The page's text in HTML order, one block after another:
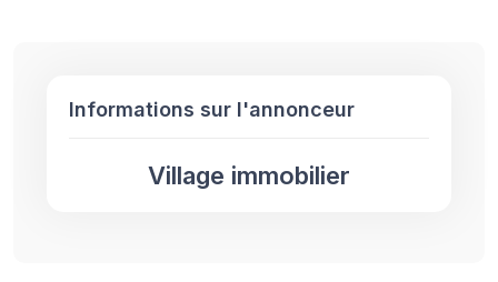
Informations sur l'annonceur
Village immobilier